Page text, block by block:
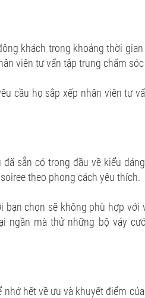
khách trong khoảng thời
viên tư vấn tập trung chăm
cầu họ sắp xếp nhân viên tư
sẵn có trong đầu về kiểu
theo phong cách yêu thích.
bạn chọn sẽ không phù hợp với
ngần mà thử những bộ váy
hết về ưu và khuyết điểm